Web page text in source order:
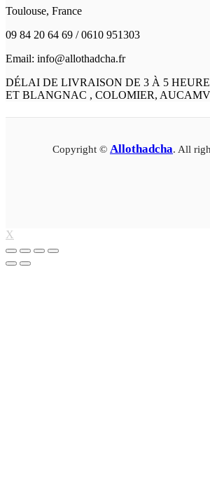
Toulouse, France
09 84 20 64 69 / 0610 951303
Email: info@allothadcha.fr
DÉLAI DE LIVRAISON DE 3 À 5
ET BLANGNAC , COLOMIER,
Copyright © Allothadcha. All
X